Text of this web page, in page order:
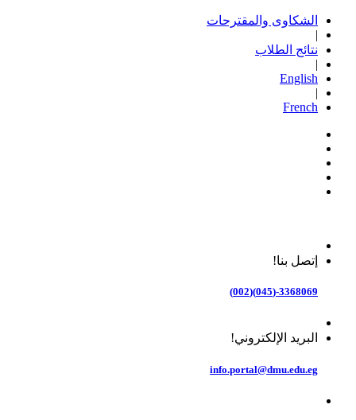
الشكاوى والمقترحات
|
نتائج الطلاب
|
English
|
French
إتصل بنا!
3368069-(045)(002)
البريد الإلكتروني!
info.portal@dmu.edu.eg